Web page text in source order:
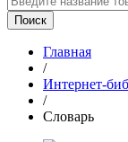
Главная
/
Интернет-
/
Словарь